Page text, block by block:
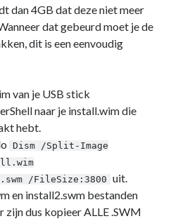
dan 4GB dat deze niet meer
dat gebeurd moet je de
dit is een eenvoudig
van je USB stick
naar je install.wim die
hebt.
Dism /Split-Image
/FileSize:3800 uit.
en install2.swm bestanden
zijn dus kopieer ALLE .SWM